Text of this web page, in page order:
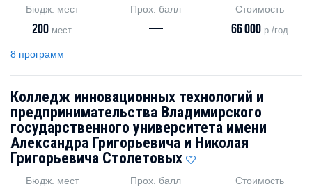
Бюдж. мест
200 мест
Прох. балл
—
Стоимость
66 000 р./год
8 программ
Колледж инновационных технологий и
предпринимательства Владимирского
государственного университета имени
Александра Григорьевича и Николая
Григорьевича Столетовых
Бюдж. мест Прох. балл Стоимость